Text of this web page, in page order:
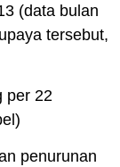
(data bulan
tersebut,
per 22
penurunan